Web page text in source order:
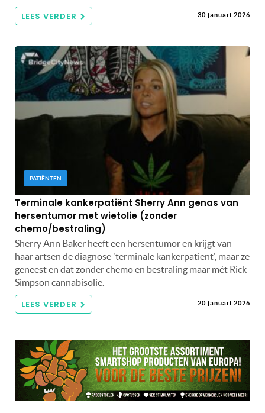
LEES VERDER 30 januari 2026
PATIËNTEN
Terminale kankerpatiënt Sherry Ann genas van
hersentumor met wietolie (zonder
chemo/bestraling)
Sherry Ann Baker heeft een hersentumor en krijgt van
haar artsen de diagnose 'terminale kankerpatiënt', maar ze
geneest en dat zonder chemo en bestraling maar mét Rick
Simpson cannabisolie.
LEES VERDER 20 januari 2026